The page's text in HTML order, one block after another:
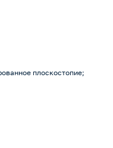
плоскостопие;